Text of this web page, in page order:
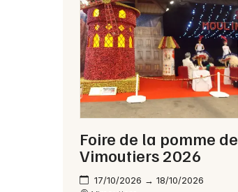
Foire de la pomme de
Vimoutiers 2026
17/10/2026 → 18/10/2026